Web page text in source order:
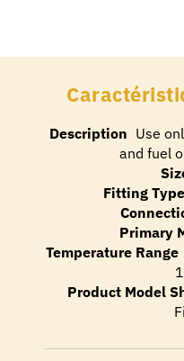
Description Use
and fuel
Fitting Type
Primary
Temperature Range
Product Model